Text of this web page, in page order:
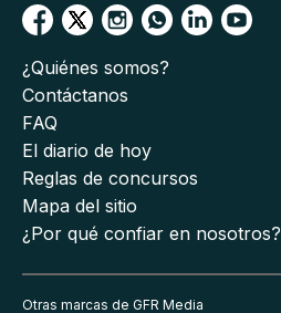
¿Quiénes somos?
Contáctanos
FAQ
El diario de hoy
Reglas de concursos
Mapa del sitio
¿Por qué confiar en nosotros?
Otras marcas de GFR Media